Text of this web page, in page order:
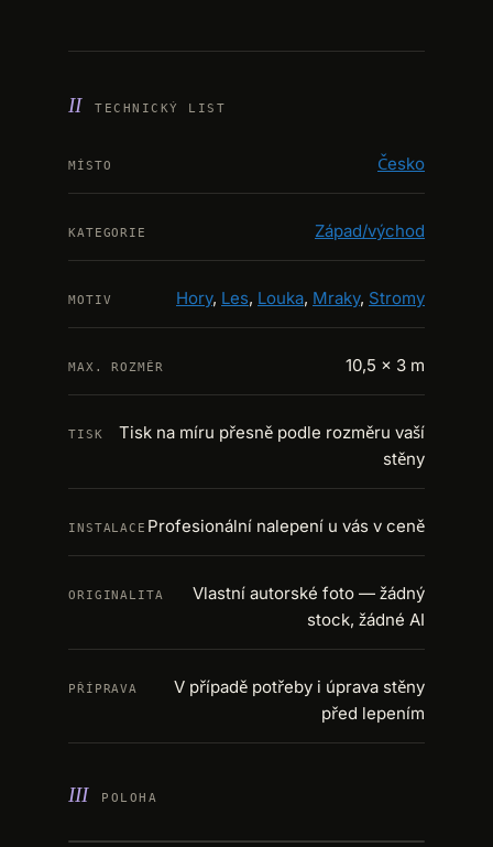
TECHNICKÝ LIST
MÍSTO Česko
KATEGORIE Západ/východ
MOTIV Hory, Les, Louka, Mraky, Stromy
MAX. ROZMĚR 10,5 × 3 m
TISK
Tisk na míru přesně podle rozměru vaší
stěny
INSTALACE Profesionální nalepení u vás v ceně
ORIGINALITA
Vlastní autorské foto — žádný
stock, žádné AI
PŘÍPRAVA
V případě potřeby i úprava stěny
před lepením
POLOHA